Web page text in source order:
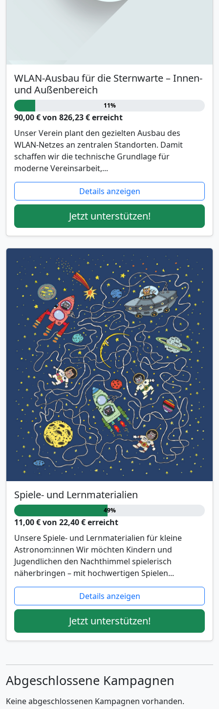
WLAN-Ausbau für die Sternwarte – Innen-
und Außenbereich
11%
90,00 € von 826,23 € erreicht
Unser Verein plant den gezielten Ausbau des
WLAN-Netzes an zentralen Standorten. Damit
schaffen wir die technische Grundlage für
moderne Vereinsarbeit,...
Details anzeigen
Jetzt unterstützen!
Spiele- und Lernmaterialien
49%
11,00 € von 22,40 € erreicht
Unsere Spiele- und Lernmaterialien für kleine
Astronom:innen Wir möchten Kindern und
Jugendlichen den Nachthimmel spielerisch
näherbringen – mit hochwertigen Spielen...
Details anzeigen
Jetzt unterstützen!
Abgeschlossene Kampagnen
Keine abgeschlossenen Kampagnen vorhanden.